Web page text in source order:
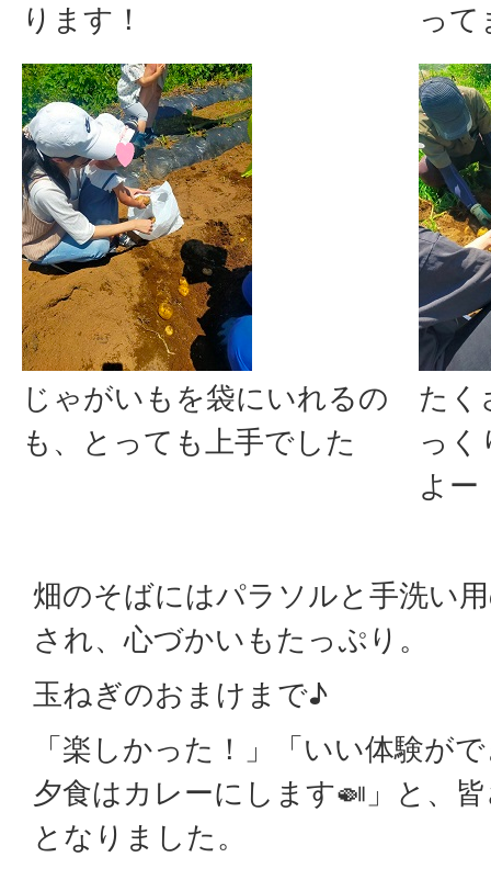
ります！
って
じゃがいもを袋にいれるの
も、とっても上手でした
たく
っく
よー
畑のそばにはパラソルと手洗い
され、心づかいもたっぷり。
玉ねぎのおまけまで♪
「楽しかった！」「いい体験が
夕食はカレーにします🍛」と、
となりました。